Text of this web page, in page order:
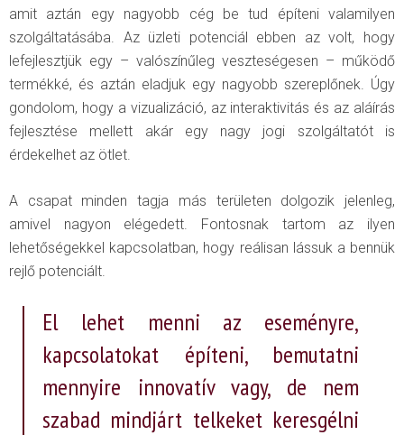
amit aztán egy nagyobb cég be tud építeni valamilyen
szolgáltatásába. Az üzleti potenciál ebben az volt, hogy
lefejlesztjük egy – valószínűleg veszteségesen – működő
termékké, és aztán eladjuk egy nagyobb szereplőnek. Úgy
gondolom, hogy a vizualizáció, az interaktivitás és az aláírás
fejlesztése mellett akár egy nagy jogi szolgáltatót is
érdekelhet az ötlet.
A csapat minden tagja más területen dolgozik jelenleg,
amivel nagyon elégedett. Fontosnak tartom az ilyen
lehetőségekkel kapcsolatban, hogy reálisan lássuk a bennük
rejlő potenciált.
El lehet menni az eseményre,
kapcsolatokat építeni, bemutatni
mennyire innovatív vagy, de nem
szabad mindjárt telkeket keresgélni